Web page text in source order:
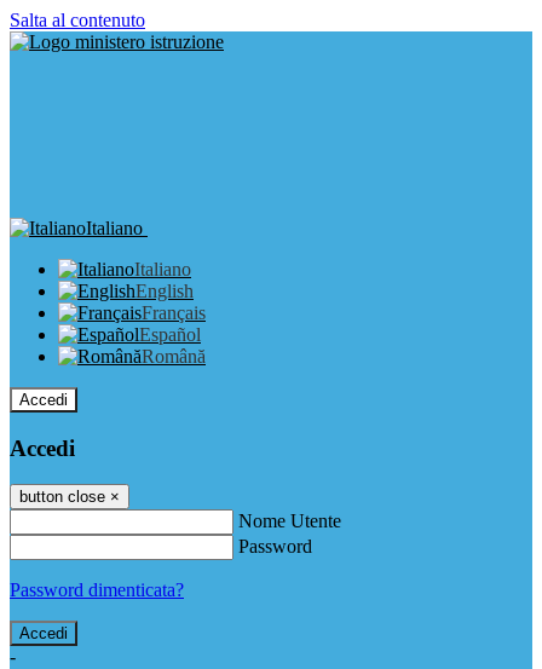
Salta al contenuto
Italiano
Italiano
English
Français
Español
Română
Accedi
Accedi
button close ×
Nome Utente
Password
Password dimenticata?
-